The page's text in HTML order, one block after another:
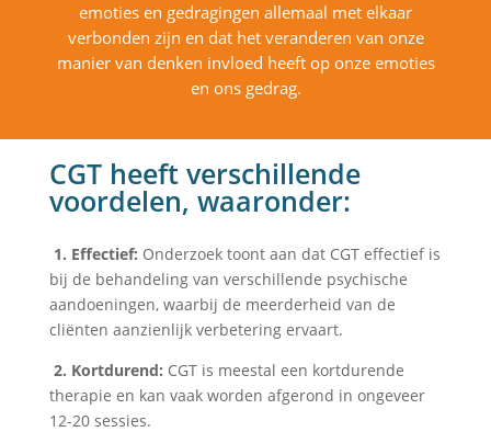
emoties en gedragingen allemaal met elkaar
verbonden zijn en dat het veranderen van onze
manier van denken invloed heeft op onze emoties
en ons gedrag.
CGT heeft verschillende
voordelen, waaronder:
1. Effectief: Onderzoek toont aan dat CGT effectief is
bij de behandeling van verschillende psychische
aandoeningen, waarbij de meerderheid van de
cliënten aanzienlijk verbetering ervaart.
2. Kortdurend: CGT is meestal een kortdurende
therapie en kan vaak worden afgerond in ongeveer
12-20 sessies.